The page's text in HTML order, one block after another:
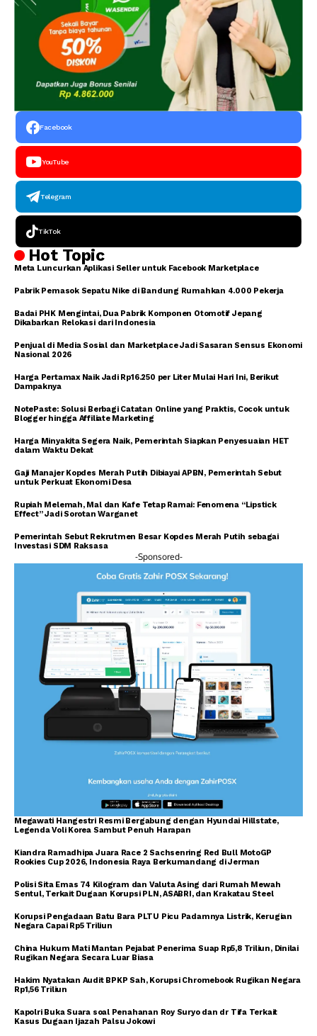
Facebook
YouTube
Telegram
TikTok
Hot Topic
Meta Luncurkan Aplikasi Seller untuk Facebook Marketplace
Pabrik Pemasok Sepatu Nike di Bandung Rumahkan 4.000 Pekerja
Badai PHK Mengintai, Dua Pabrik Komponen Otomotif Jepang
Dikabarkan Relokasi dari Indonesia
Penjual di Media Sosial dan Marketplace Jadi Sasaran Sensus Ekonomi
Nasional 2026
Harga Pertamax Naik Jadi Rp16.250 per Liter Mulai Hari Ini, Berikut
Dampaknya
NotePaste: Solusi Berbagi Catatan Online yang Praktis, Cocok untuk
Blogger hingga Affiliate Marketing
Harga Minyakita Segera Naik, Pemerintah Siapkan Penyesuaian HET
dalam Waktu Dekat
Gaji Manajer Kopdes Merah Putih Dibiayai APBN, Pemerintah Sebut
untuk Perkuat Ekonomi Desa
Rupiah Melemah, Mal dan Kafe Tetap Ramai: Fenomena “Lipstick
Effect” Jadi Sorotan Warganet
Pemerintah Sebut Rekrutmen Besar Kopdes Merah Putih sebagai
Investasi SDM Raksasa
-Sponsored-
Megawati Hangestri Resmi Bergabung dengan Hyundai Hillstate,
Legenda Voli Korea Sambut Penuh Harapan
Kiandra Ramadhipa Juara Race 2 Sachsenring Red Bull MotoGP
Rookies Cup 2026, Indonesia Raya Berkumandang di Jerman
Polisi Sita Emas 74 Kilogram dan Valuta Asing dari Rumah Mewah
Sentul, Terkait Dugaan Korupsi PLN, ASABRI, dan Krakatau Steel
Korupsi Pengadaan Batu Bara PLTU Picu Padamnya Listrik, Kerugian
Negara Capai Rp5 Triliun
China Hukum Mati Mantan Pejabat Penerima Suap Rp5,8 Triliun, Dinilai
Rugikan Negara Secara Luar Biasa
Hakim Nyatakan Audit BPKP Sah, Korupsi Chromebook Rugikan Negara
Rp1,56 Triliun
Kapolri Buka Suara soal Penahanan Roy Suryo dan dr Tifa Terkait
Kasus Dugaan Ijazah Palsu Jokowi